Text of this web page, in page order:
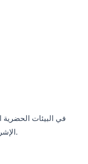
في البيئات
الإشراف المهني وصولًا آمنًا وفي الوقت المحدد.